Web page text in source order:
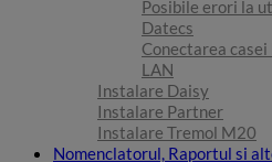
Posibile erori la
Datecs
Conectarea
LAN
Instalare Daisy
Instalare Partner
Instalare Tremol M20
Nomenclatorul, Raportul si